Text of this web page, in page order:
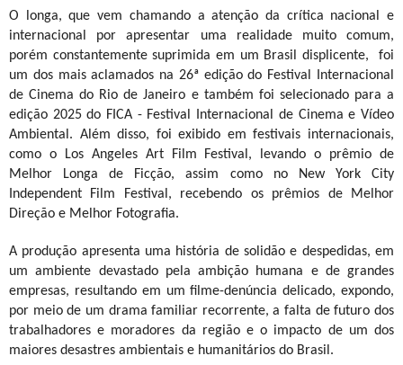
O longa, que vem chamando a atenção da crítica nacional e
internacional por apresentar uma realidade muito comum,
porém constantemente suprimida em um Brasil displicente, foi
um dos mais aclamados na 26ª edição do Festival Internacional
de Cinema do Rio de Janeiro e também foi selecionado para a
edição 2025 do FICA - Festival Internacional de Cinema e Vídeo
Ambiental. Além disso, foi exibido em festivais internacionais,
como o Los Angeles Art Film Festival, levando o prêmio de
Melhor Longa de Ficção, assim como no New York City
Independent Film Festival, recebendo os prêmios de Melhor
Direção e Melhor Fotografia.
A produção apresenta uma história de solidão e despedidas, em
um ambiente devastado pela ambição humana e de grandes
empresas, resultando em um filme-denúncia delicado, expondo,
por meio de um drama familiar recorrente, a falta de futuro dos
trabalhadores e moradores da região e o impacto de um dos
maiores desastres ambientais e humanitários do Brasil.